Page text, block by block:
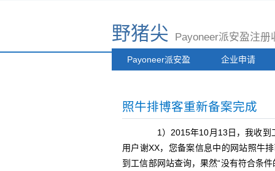
野猪尖 Payoneer派安盈注
Payoneer派安盈 企业申请
照牛排博客重新备案完成
1）2015年10月13日，我收到工
用户谢XX，您备案信息中的网站照牛
到工信部网站查询，果然“没有符合条